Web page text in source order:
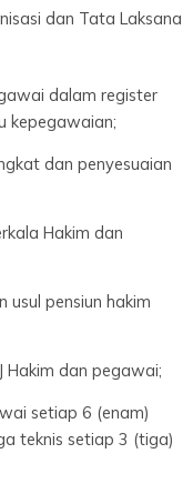
dan Tata Laksana
dalam register
kepegawaian;
dan penyesuaian
Hakim dan
usul pensiun hakim
Hakim dan pegawai;
setiap 6 (enam)
teknis setiap 3 (tiga)